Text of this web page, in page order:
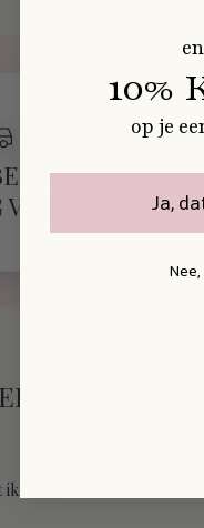
IS
ik verzendkosten betalen?
10%
op je
Ja,